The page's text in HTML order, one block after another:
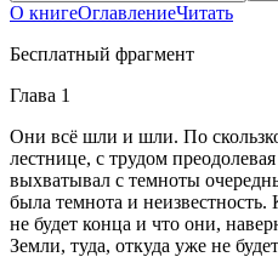
О книгеОглавлениеЧитать
Бесплатный фрагмент
Глава 1
Они всё шли и шли. По
лестнице, с трудом
выхватывал с темноты
была темнота и неизвестность.
не будет конца и что они,
Земли, туда, откуда уже не